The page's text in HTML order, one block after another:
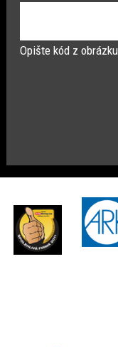
Opište kód z obrázku